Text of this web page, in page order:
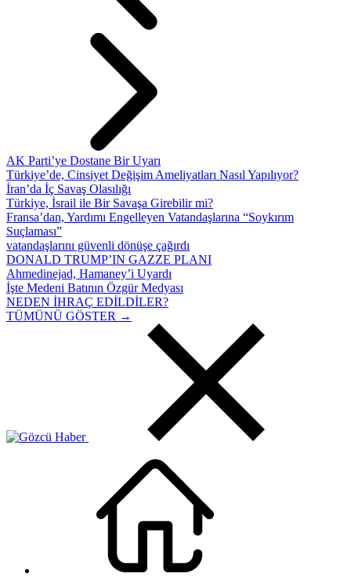
AK Parti’ye Dostane Bir Uyarı
Türkiye’de, Cinsiyet Değişim Ameliyatları Nasıl Yapılıyor?
İran’da İç Savaş Olasılığı
Türkiye, İsrail ile Bir Savaşa Girebilir mi?
Fransa’dan, Yardımı Engelleyen Vatandaşlarına “Soykırım
Suçlaması”
vatandaşlarını güvenli dönüşe çağırdı
DONALD TRUMP’IN GAZZE PLANI
Ahmedinejad, Hamaney’i Uyardı
İşte Medeni Batının Özgür Medyası
NEDEN İHRAÇ EDİLDİLER?
TÜMÜNÜ GÖSTER →